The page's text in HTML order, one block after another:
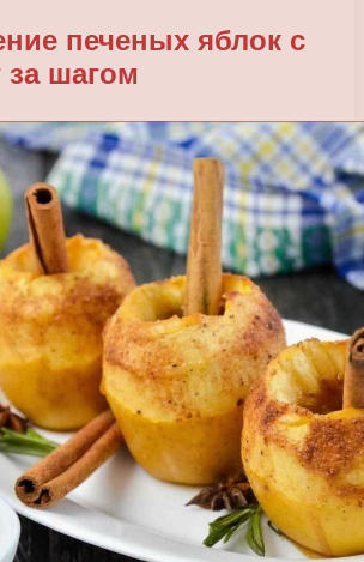
печеных яблок с
шагом